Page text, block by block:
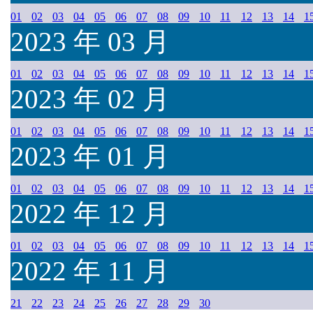
01 02 03 04 05 06 07 08 09 10 11 12 13 14
2023 年 03 月
01 02 03 04 05 06 07 08 09 10 11 12 13 14
2023 年 02 月
01 02 03 04 05 06 07 08 09 10 11 12 13 14
2023 年 01 月
01 02 03 04 05 06 07 08 09 10 11 12 13 14
2022 年 12 月
01 02 03 04 05 06 07 08 09 10 11 12 13 14
2022 年 11 月
21 22 23 24 25 26 27 28 29 30